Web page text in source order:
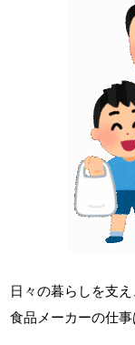
日々の暮らしを支
食品メーカーの仕